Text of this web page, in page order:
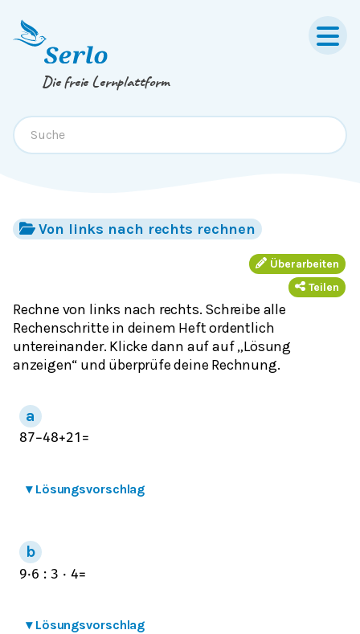
Springe zum
Die freie Lernplattform
Von links nach rechts rechnen
Überarbeiten
Teilen
Rechne von links nach rechts. Schreibe alle
Rechenschritte in deinem Heft ordentlich
untereinander. Klicke dann auf auf „Lösung
anzeigen“ und überprüfe deine Rechnung.
87−48+21 =
▾ Lösungsvorschlag
9⋅6 : 3 ⋅ 4=
▾ Lösungsvorschlag